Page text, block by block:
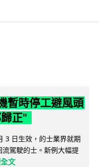
暫時停工避風頭
正"
3 日生效，的士業界就期
駕駛的士。新例大幅提
文